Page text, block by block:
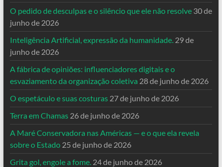
O pedido de desculpas e o silêncio que ele não resolve 30 de
junho de 2026
Inteligência Artificial, expressão da humanidade. 29 de
junho de 2026
A fábrica de opiniões: influenciadores digitais e o
esvaziamento da organização coletiva 28 de junho de 2026
O espetáculo e suas costuras 27 de junho de 2026
Terra em Chamas 26 de junho de 2026
A Maré Conservadora nas Américas — e o que ela revela
sobre o Estado 25 de junho de 2026
Grita gol, engole a fome. 24 de junho de 2026